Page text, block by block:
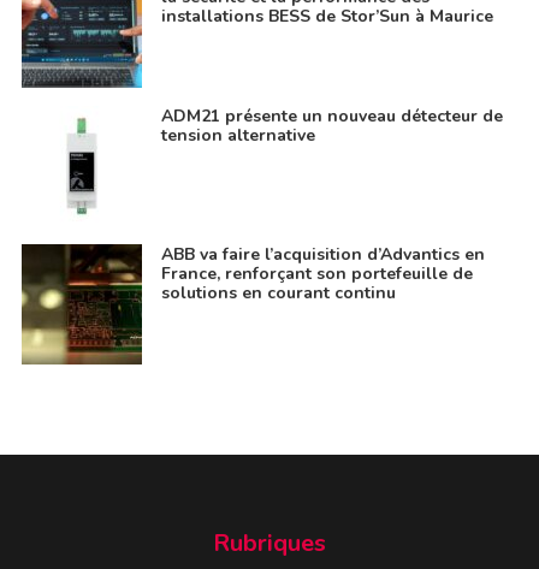
installations BESS de Stor’Sun à Maurice
ADM21 présente un nouveau détecteur de
tension alternative
ABB va faire l’acquisition d’Advantics en
France, renforçant son portefeuille de
solutions en courant continu
Rubriques